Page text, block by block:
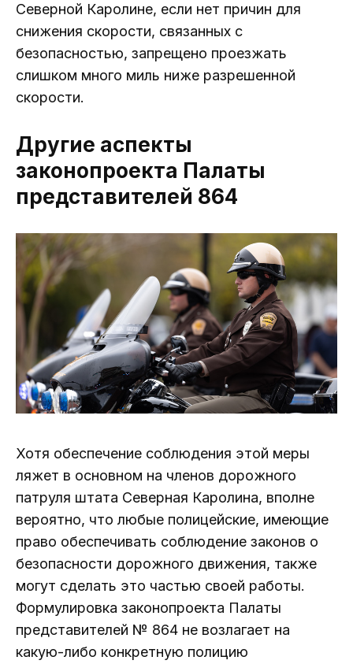
Северной Каролине, если нет причин для
снижения скорости, связанных с
безопасностью, запрещено проезжать
слишком много миль ниже разрешенной
скорости.
Другие аспекты
законопроекта Палаты
представителей 864
Хотя обеспечение соблюдения этой меры
ляжет в основном на членов дорожного
патруля штата Северная Каролина, вполне
вероятно, что любые полицейские, имеющие
право обеспечивать соблюдение законов о
безопасности дорожного движения, также
могут сделать это частью своей работы.
Формулировка законопроекта Палаты
представителей № 864 не возлагает на
какую-либо конкретную полицию